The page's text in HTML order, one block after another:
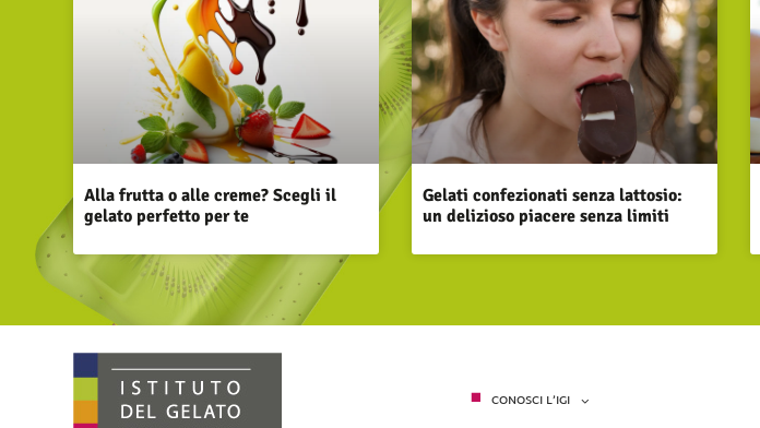
Alla frutta o alle creme? Scegli il
gelato perfetto per te
Gelati confezionati senza lattosio:
un delizioso piacere senza limiti
CONOSCI L’IGI